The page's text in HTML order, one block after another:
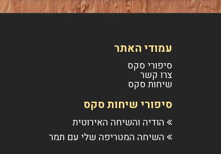
עמודי האתר
סיפורי סקס
צרו קשר
שיחות סקס
סיפורי שיחות סקס
הודיה והשיחה האירוטית
השיחה המטריפה שלי עם תמר